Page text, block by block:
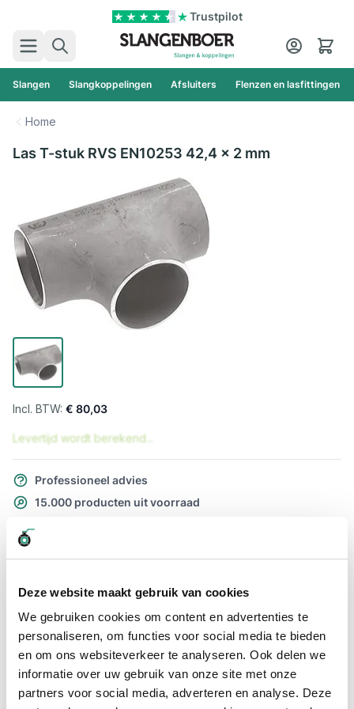
Deze website maakt gebruik van cookies
We gebruiken cookies om content en advertenties te
personaliseren, om functies voor social media te bieden
en om ons websiteverkeer te analyseren. Ook delen we
informatie over uw gebruik van onze site met onze
partners voor social media, adverteren en analyse. Deze
Trustpilot
Zoek
Cart
Slangen Slangkoppelingen Afsluiters Flenzen en lasfittingen
Home
Las T-stuk RVS EN10253 42,4 x 2 mm
€ 80,03
Levertijd wordt berekend...
Professioneel advies
15.000 producten uit voorraad
Snel naar
Meer informatie
Meer informatie
Maatvoering koppeling 42,4 x 2 mm